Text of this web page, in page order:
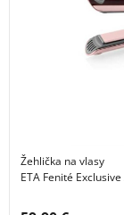
Žehlička na vlasy
ETA Fenité